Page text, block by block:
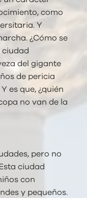
como
Y
¿Cómo se
ciudad
del gigante
de pericia
es que, ¿quién
no van de la
pero no
ciudad
con
y pequeños.